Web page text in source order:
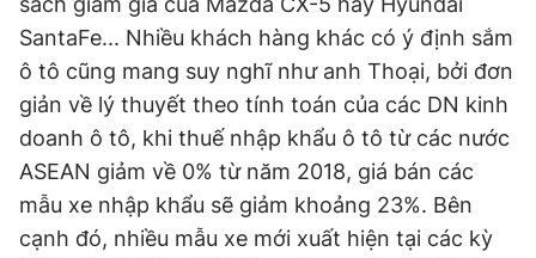
SantaFe... Nhiều khách hàng khác có ý định sắm
ô tô cũng mang suy nghĩ như anh Thoại, bởi đơn
giản về lý thuyết theo tính toán của các DN kinh
doanh ô tô, khi thuế nhập khẩu ô tô từ các nước
ASEAN giảm về 0% từ năm 2018, giá bán các
mẫu xe nhập khẩu sẽ giảm khoảng 23%. Bên
cạnh đó, nhiều mẫu xe mới xuất hiện tại các kỳ